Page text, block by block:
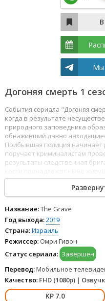
Догоняя смерть 1
События сериала "Догоняя
когда в результате
природного заповедника
обнаживший давно
Прибывшая полиция начинает
поручает криминалистам
результаты следственная
совершенно не знакомым и
Попытки найти причину
Смотреть Догоняя смерть все
бесплатно в хорошем качестве
Название:The Grave
Год выхода:2019
Страна:Израиль
Режиссер: Омри Гивон
Статус сериала: Завершен
Перевод:Мобильное
Качество: FHD (1080p) |
7.0
Мы